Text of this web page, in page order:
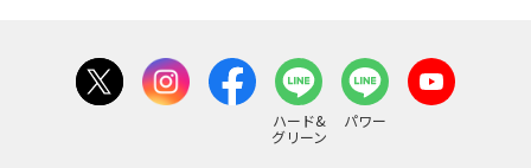
ハード&
グリーン
パワー